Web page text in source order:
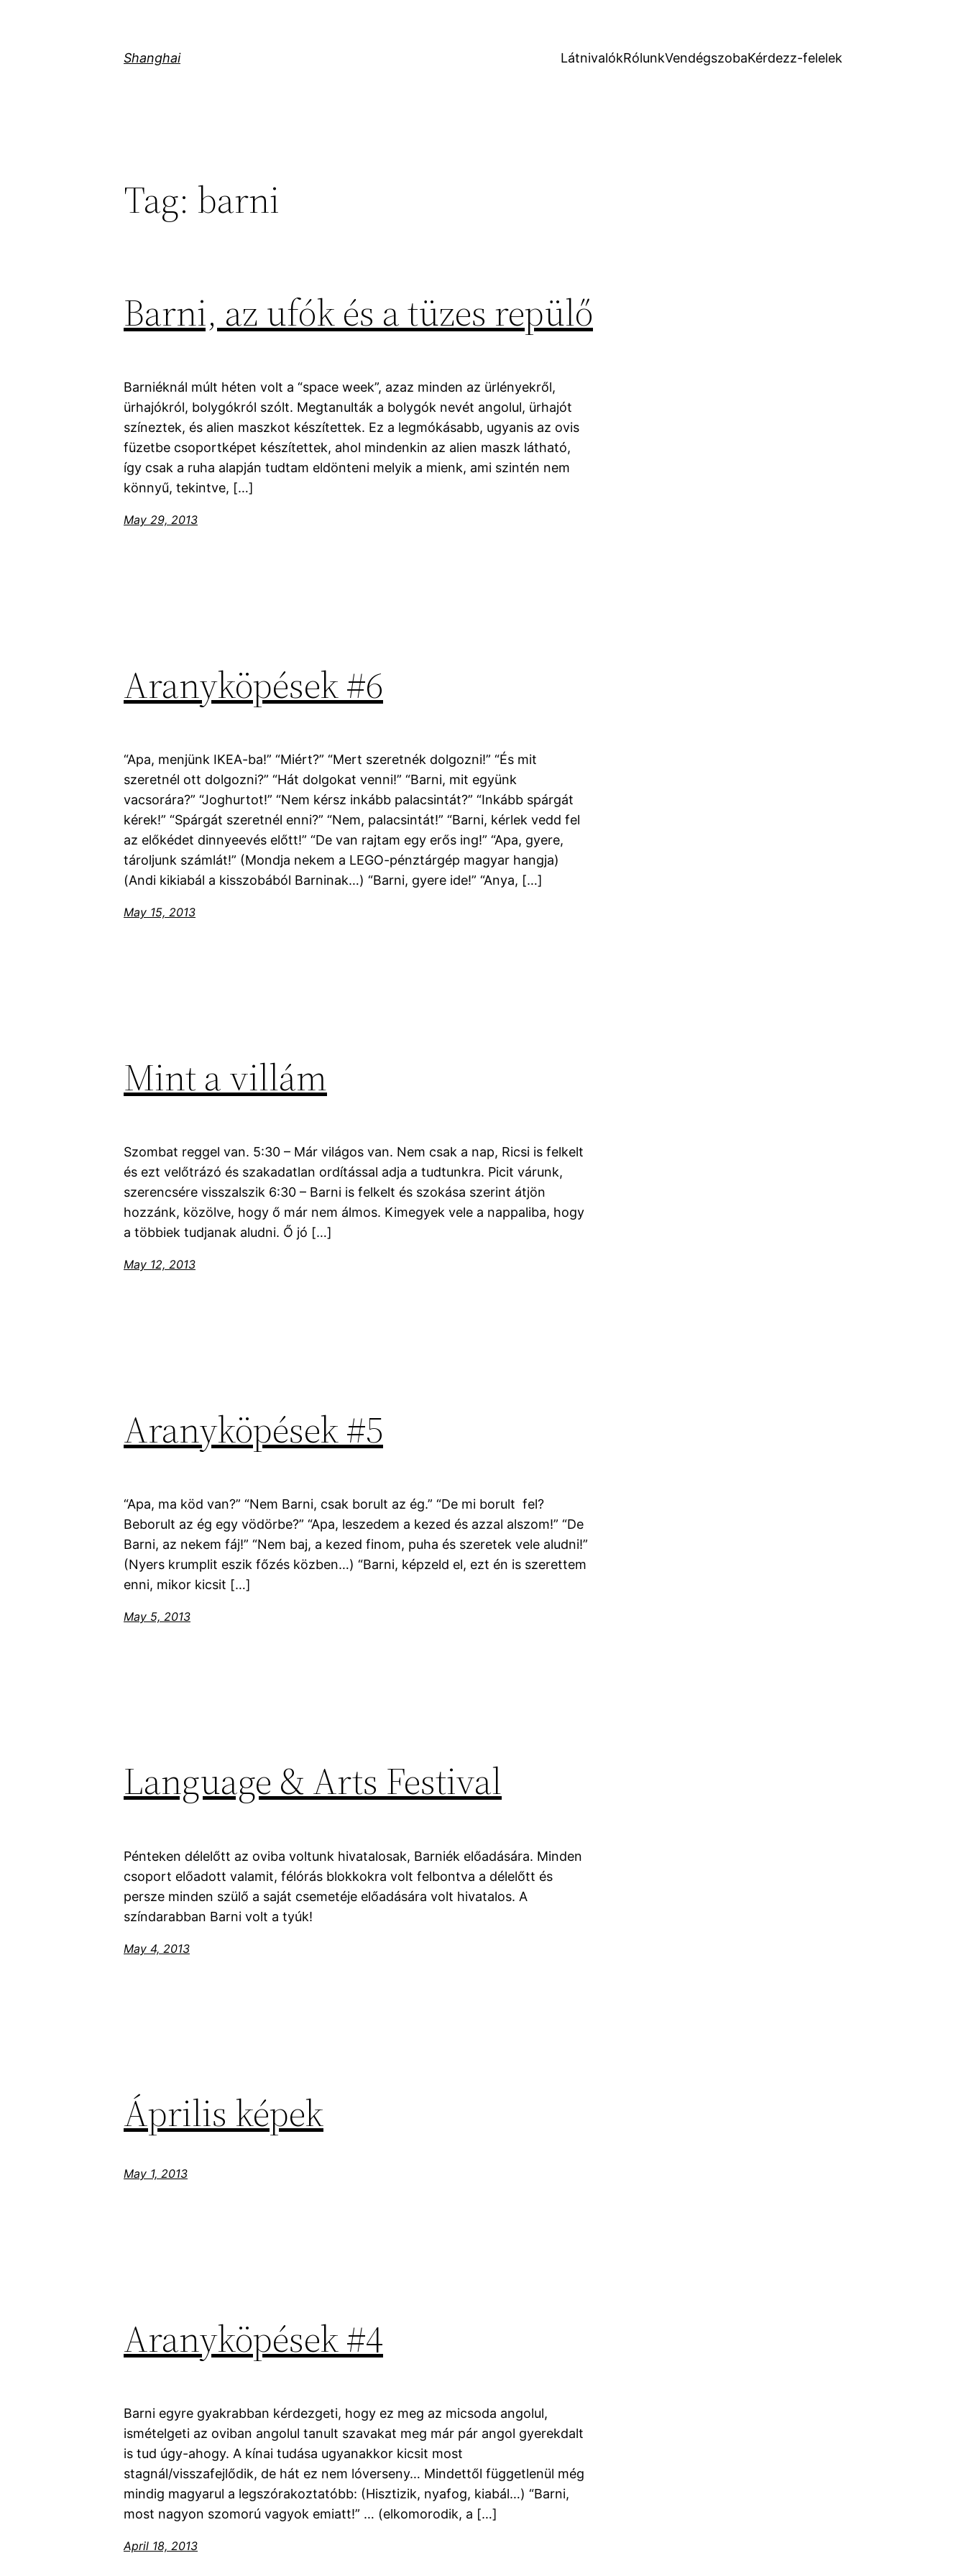
Shanghai LátnivalókRólunkVendégszobaKérdezz-felelek
Tag: barni
Barni, az ufók és a tüzes repülő
Barniéknál múlt héten volt a “space week”, azaz minden az ürlényekről,
ürhajókról, bolygókról szólt. Megtanulták a bolygók nevét angolul, ürhajót
színeztek, és alien maszkot készítettek. Ez a legmókásabb, ugyanis az ovis
füzetbe csoportképet készítettek, ahol mindenkin az alien maszk látható,
így csak a ruha alapján tudtam eldönteni melyik a mienk, ami szintén nem
könnyű, tekintve, […]
May 29, 2013
Aranyköpések #6
“Apa, menjünk IKEA-ba!” “Miért?” “Mert szeretnék dolgozni!” “És mit
szeretnél ott dolgozni?” “Hát dolgokat venni!” “Barni, mit együnk
vacsorára?” “Joghurtot!” “Nem kérsz inkább palacsintát?” “Inkább spárgát
kérek!” “Spárgát szeretnél enni?” “Nem, palacsintát!” “Barni, kérlek vedd fel
az előkédet dinnyeevés előtt!” “De van rajtam egy erős ing!” “Apa, gyere,
tároljunk számlát!” (Mondja nekem a LEGO-pénztárgép magyar hangja)
(Andi kikiabál a kisszobából Barninak…) “Barni, gyere ide!” “Anya, […]
May 15, 2013
Mint a villám
Szombat reggel van. 5:30 – Már világos van. Nem csak a nap, Ricsi is felkelt
és ezt velőtrázó és szakadatlan ordítással adja a tudtunkra. Picit várunk,
szerencsére visszalszik 6:30 – Barni is felkelt és szokása szerint átjön
hozzánk, közölve, hogy ő már nem álmos. Kimegyek vele a nappaliba, hogy
a többiek tudjanak aludni. Ő jó […]
May 12, 2013
Aranyköpések #5
“Apa, ma köd van?” “Nem Barni, csak borult az ég.” “De mi borult fel?
Beborult az ég egy vödörbe?” “Apa, leszedem a kezed és azzal alszom!” “De
Barni, az nekem fáj!” “Nem baj, a kezed finom, puha és szeretek vele aludni!”
(Nyers krumplit eszik főzés közben…) “Barni, képzeld el, ezt én is szerettem
enni, mikor kicsit […]
May 5, 2013
Language & Arts Festival
Pénteken délelőtt az oviba voltunk hivatalosak, Barniék előadására. Minden
csoport előadott valamit, félórás blokkokra volt felbontva a délelőtt és
persze minden szülő a saját csemetéje előadására volt hivatalos. A
színdarabban Barni volt a tyúk!
May 4, 2013
Április képek
May 1, 2013
Aranyköpések #4
Barni egyre gyakrabban kérdezgeti, hogy ez meg az micsoda angolul,
ismételgeti az oviban angolul tanult szavakat meg már pár angol gyerekdalt
is tud úgy-ahogy. A kínai tudása ugyanakkor kicsit most
stagnál/visszafejlődik, de hát ez nem lóverseny… Mindettől függetlenül még
mindig magyarul a legszórakoztatóbb: (Hisztizik, nyafog, kiabál…) “Barni,
most nagyon szomorú vagyok emiatt!” … (elkomorodik, a […]
April 18, 2013